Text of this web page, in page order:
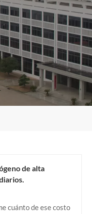
de alta
cuánto de ese costo